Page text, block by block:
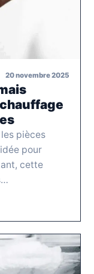
20 novembre 2025
pièces
pour
cette